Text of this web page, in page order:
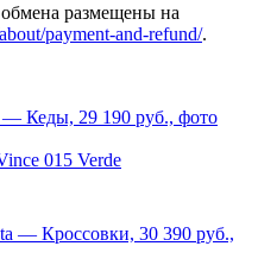
размещены на
payment-and-refund/.
015 Verde